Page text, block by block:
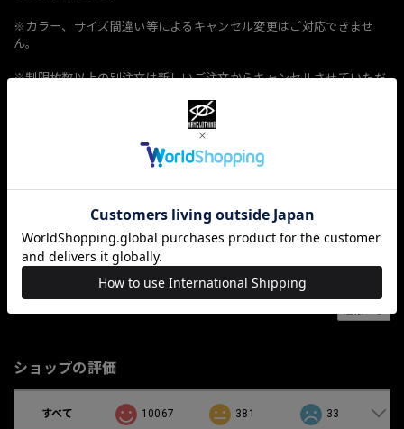
※カラー、サイズ間違い等によるキャンセル変更はご対応できませ
ん。
※制限枚数以上の別注文は新しいご注文からキャンセルさせていただ
（制限ない商品が一緒の場合も個別にキャンセル処理ができないため
全てキャンセルとなりますので改めてご注文をお願い致します）
上記該当の場合も返品、交換はご対応出来ませんのでご理解の上ご注
この商品をアプリで見る
Save
ショップの評価
すべて 10067 381 33